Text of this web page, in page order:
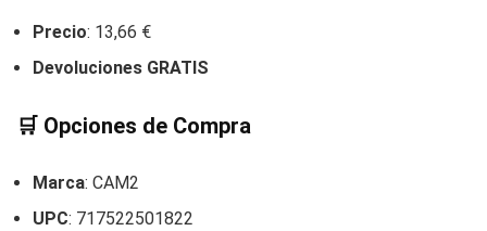
Precio: 13,66 €
Devoluciones GRATIS
🛒 Opciones de Compra
Marca: CAM2
UPC: 717522501822